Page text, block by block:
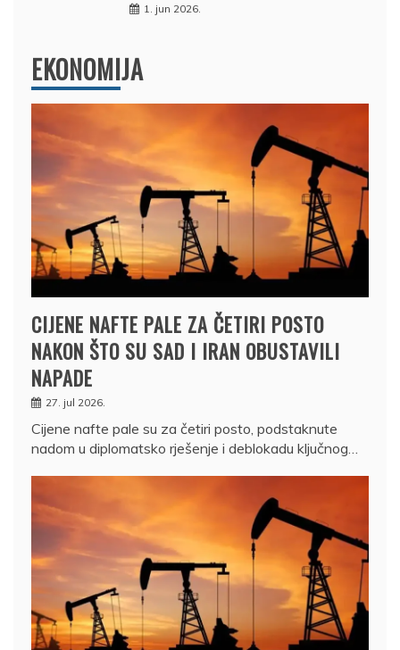
1. jun 2026.
EKONOMIJA
CIJENE NAFTE PALE ZA ČETIRI POSTO
NAKON ŠTO SU SAD I IRAN OBUSTAVILI
NAPADE
27. jul 2026.
Cijene nafte pale su za četiri posto, podstaknute
nadom u diplomatsko rješenje i deblokadu ključnog…